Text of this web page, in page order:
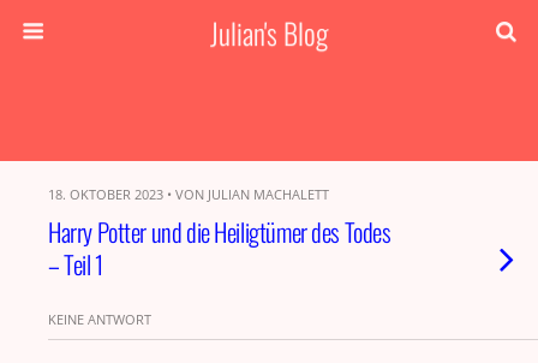
Julian's Blog
18. OKTOBER 2023 • VON JULIAN MACHALETT
Harry Potter und die Heiligtümer des Todes
– Teil 1
KEINE ANTWORT